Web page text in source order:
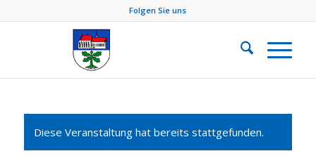
Folgen Sie uns
Diese Veranstaltung hat bereits stattgefunden.